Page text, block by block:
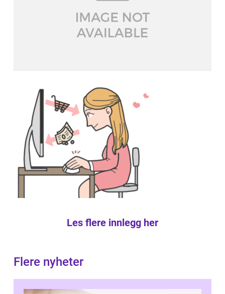
Les flere innlegg her
Flere nyheter